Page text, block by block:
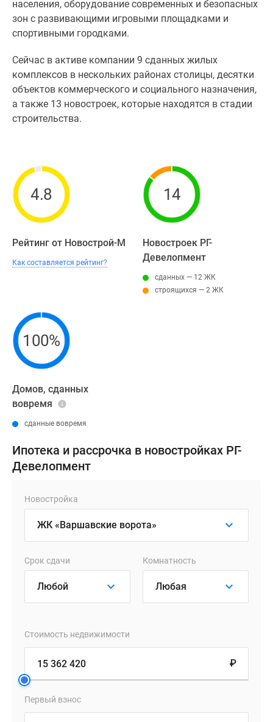
населения, оборудование современных и безопасных
зон с развивающими игровыми площадками и
спортивными городками.
Сейчас в активе компании 9 сданных жилых
комплексов в нескольких районах столицы, десятки
объектов коммерческого и социального назначения,
а также 13 новостроек, которые находятся в стадии
строительства.
4.8
Рейтинг от Новострой-М
Как составляется рейтинг?
14
Новостроек РГ-
Девелопмент
сданных — 12 ЖК
строящихся — 2 ЖК
100%
Домов, сданных
вовремя
сданные вовремя
Ипотека и рассрочка в новостройках РГ-
Девелопмент
Новостройка
Срок сдачи Комнатность
Стоимость недвижимости
₽
Первый взнос